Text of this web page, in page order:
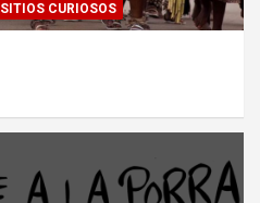
SITIOS CURIOSOS